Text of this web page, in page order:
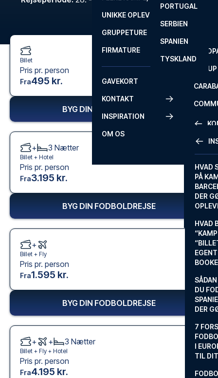
FA CUP
ROM
SEVILLA
PORTUGAL
SERBIEN
SPANIEN
TYSKLAND
UNIKKE OPLEVELSER
GRUPPETURE
FIRMATURE
GAVEKORT
KONTAKT
FAQ
INSPIRATION
HVAD
PÅ
DER
HVAD
DU
DER
7
I
TIL
OM OS
Billet
Pris pr. person
Fra495 kr.
BYG DIN FODBOLDREJSE
+ 3 Nætter
Billet + Hotel
Pris pr. person
Fra3.195 kr.
BYG DIN FODBOLDREJSE
+
Billet + Fly
Pris pr. person
Fra1.595 kr.
BYG DIN FODBOLDREJSE
+ + 3 Nætter
Billet + Fly + Hotel
Pris pr. person
Fra4.195 kr.